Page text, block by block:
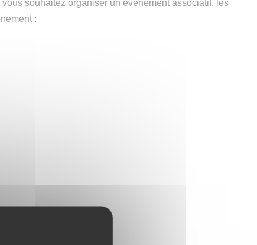
souhaitez organiser un événement associatif, les
: